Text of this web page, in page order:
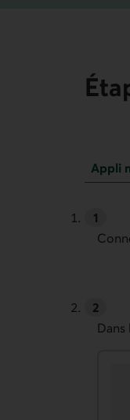
Appli
Dans